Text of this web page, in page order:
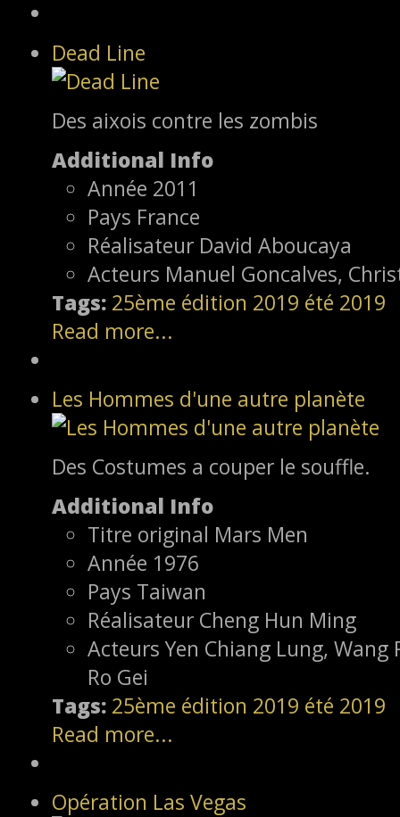
Dead Line
Des aixois contre les zombis
Additional Info
Année 2011
Pays France
Réalisateur David Aboucaya
Acteurs Manuel Goncalves,
Tags: 25ème édition 2019 été 2019
Read more...
Les Hommes d'une autre planète
Des Costumes a couper le souffle.
Additional Info
Titre original Mars Men
Année 1976
Pays Taiwan
Réalisateur Cheng Hun Ming
Acteurs Yen Chiang Lung, Wang
Ro Gei
Tags: 25ème édition 2019 été 2019
Read more...
Opération Las Vegas